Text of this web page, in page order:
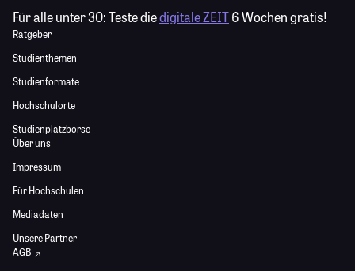
Für alle unter 30:Teste diedigitale ZEIT6 Wochen gratis!
Ratgeber
Studienthemen
Studienformate
Hochschulorte
Studienplatzbörse
Über uns
Impressum
Für Hochschulen
Mediadaten
Unsere Partner
AGB